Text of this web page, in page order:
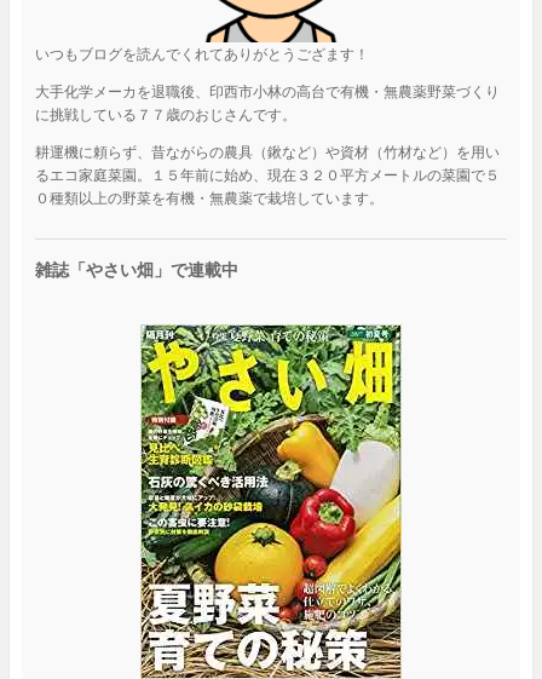
いつもブログを読んでくれてありがとうござます！
大手化学メーカを退職後、印西市小林の高台で有機・無農薬野菜づくり
に挑戦している７７歳のおじさんです。
耕運機に頼らず、昔ながらの農具（鍬など）や資材（竹材など）を用い
るエコ家庭菜園。１５年前に始め、現在３２０平方メートルの菜園で５
０種類以上の野菜を有機・無農薬で栽培しています。
雑誌「やさい畑」で連載中